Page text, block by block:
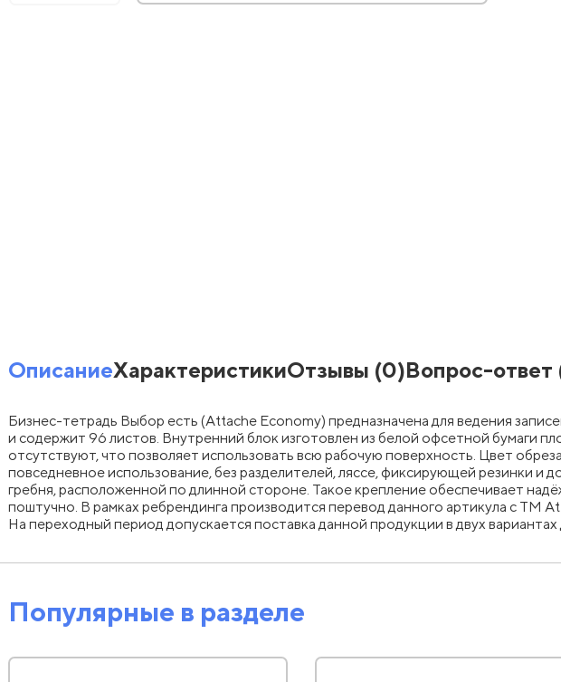
ОписаниеХарактеристикиОтзывы (0)Вопрос-ответ
Бизнес-тетрадь Выбор есть (Attache Economy) предназначена для ведения
и содержит 96 листов. Внутренний блок изготовлен из белой офсетной бумаги
отсутствуют, что позволяет использовать всю рабочую поверхность. Цвет
повседневное использование, без разделителей, ляссе, фиксирующей резинки
гребня, расположенной по длинной стороне. Такое крепление обеспечивает
поштучно. В рамках ребрендинга производится перевод данного артикула с ТМ
На переходный период допускается поставка данной продукции в двух вариантах
Популярные в разделе